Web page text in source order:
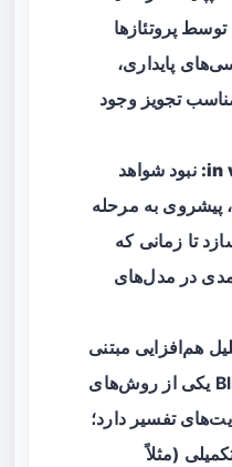
پروتئازها
پایداری،
تجویز وجود
نبود شواهد
پیشروی به مرحله
تا زمانی که
در مدل‌های
هم‌افزایی مبتنی
بر Bliss independence یکی از روش‌های
تفسیر دارد؛
(مثلاً